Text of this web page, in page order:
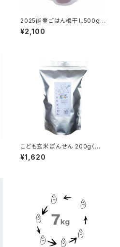
2025能登ごはん梅干し500g
自然栽培
¥2,100
こども玄米ぽんせん 200g（約1
00枚)
¥1,620